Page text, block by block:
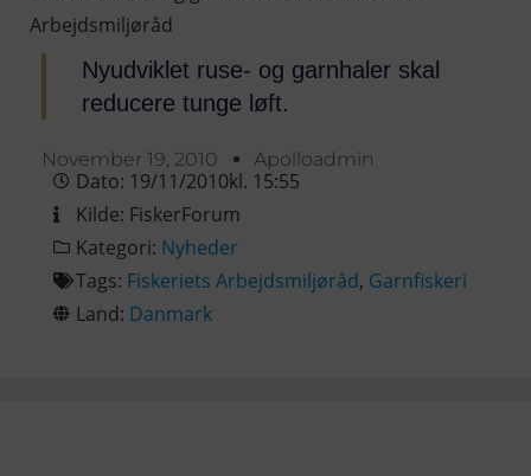
Nyudviklet ruse- og garnhaler skal
reducere tunge løft.
November 19, 2010 Apolloadmin
Dato: 19/11/2010kl. 15:55
Kilde: FiskerForum
Kategori: Nyheder
Tags: Fiskeriets Arbejdsmiljøråd, Garnfiskeri
Land: Danmark